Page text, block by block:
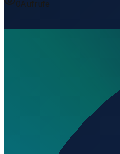
0Aufrufe